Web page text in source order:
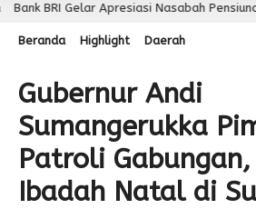
Gelar Apresiasi Nasabah Pensiunan
Beranda Highlight Daerah
Gubernur Andi
Sumangerukka
Patroli
Ibadah Natal di